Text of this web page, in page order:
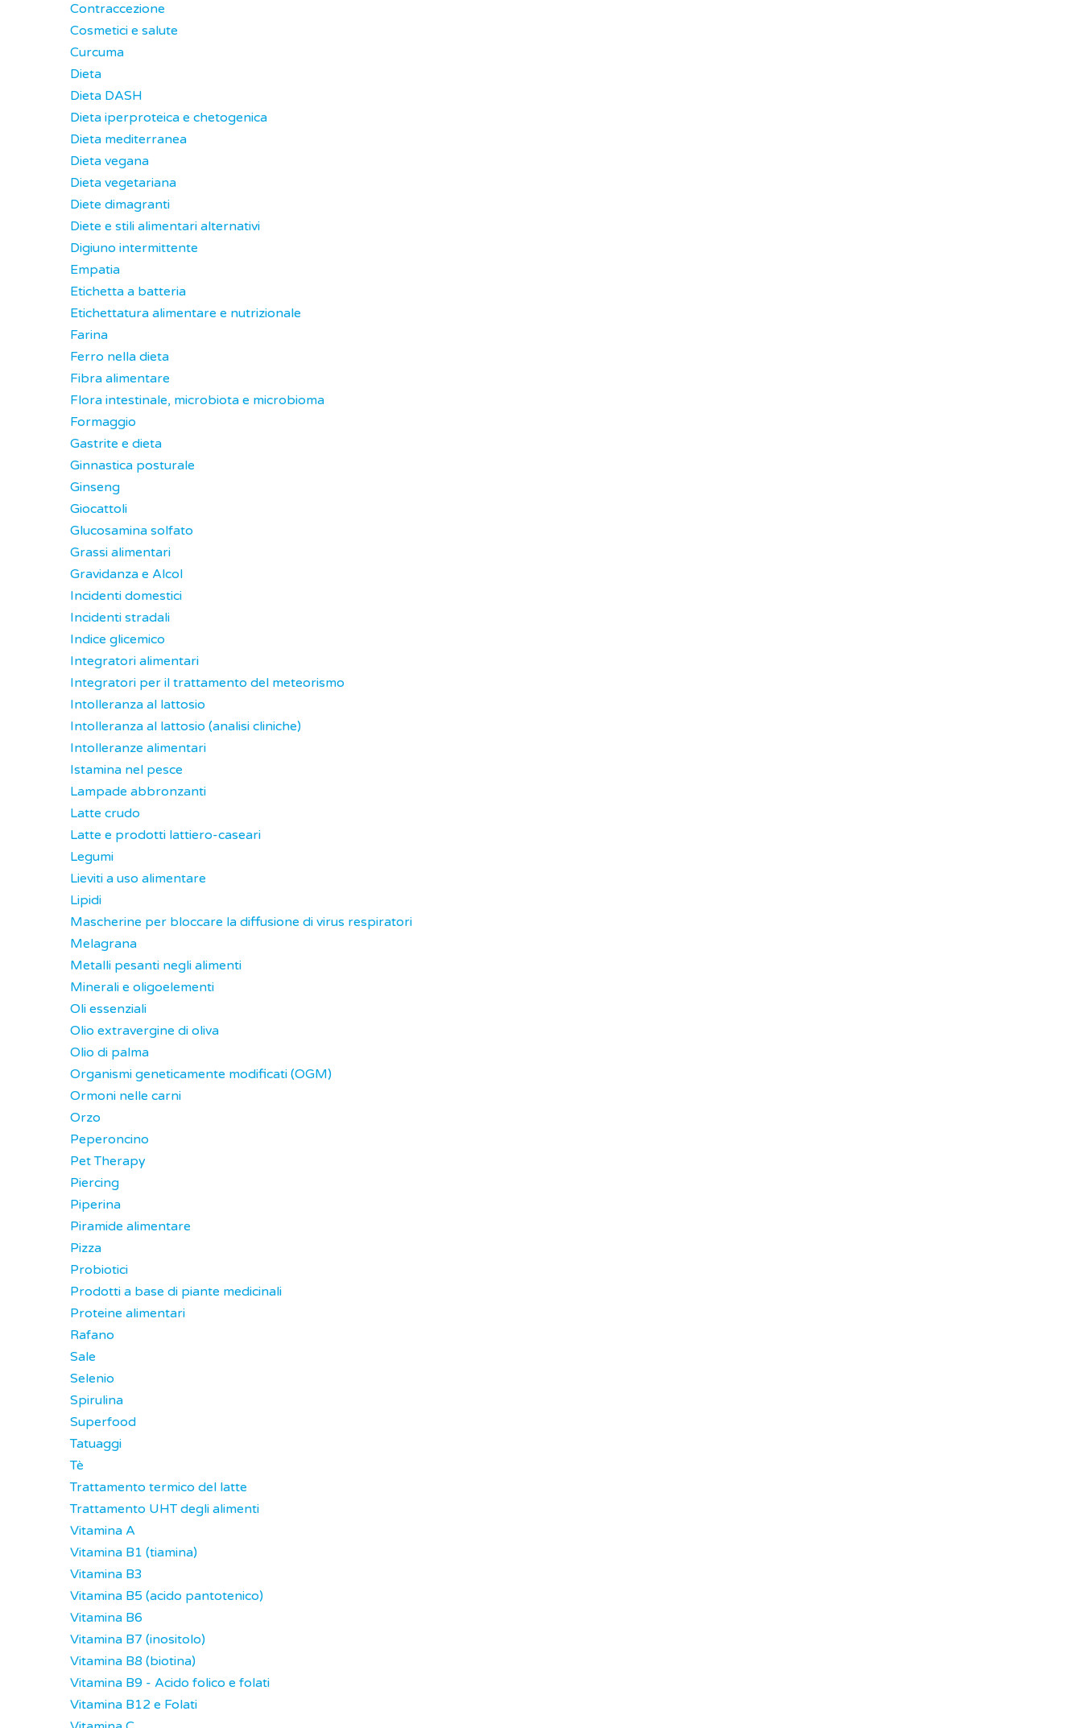
Contraccezione
Cosmetici e salute
Curcuma
Dieta
Dieta DASH
Dieta iperproteica e chetogenica
Dieta mediterranea
Dieta vegana
Dieta vegetariana
Diete dimagranti
Diete e stili alimentari alternativi
Digiuno intermittente
Empatia
Etichetta a batteria
Etichettatura alimentare e nutrizionale
Farina
Ferro nella dieta
Fibra alimentare
Flora intestinale, microbiota e microbioma
Formaggio
Gastrite e dieta
Ginnastica posturale
Ginseng
Giocattoli
Glucosamina solfato
Grassi alimentari
Gravidanza e Alcol
Incidenti domestici
Incidenti stradali
Indice glicemico
Integratori alimentari
Integratori per il trattamento del meteorismo
Intolleranza al lattosio
Intolleranza al lattosio (analisi cliniche)
Intolleranze alimentari
Istamina nel pesce
Lampade abbronzanti
Latte crudo
Latte e prodotti lattiero-caseari
Legumi
Lieviti a uso alimentare
Lipidi
Mascherine per bloccare la diffusione di virus respiratori
Melagrana
Metalli pesanti negli alimenti
Minerali e oligoelementi
Oli essenziali
Olio extravergine di oliva
Olio di palma
Organismi geneticamente modificati (OGM)
Ormoni nelle carni
Orzo
Peperoncino
Pet Therapy
Piercing
Piperina
Piramide alimentare
Pizza
Probiotici
Prodotti a base di piante medicinali
Proteine alimentari
Rafano
Sale
Selenio
Spirulina
Superfood
Tatuaggi
Tè
Trattamento termico del latte
Trattamento UHT degli alimenti
Vitamina A
Vitamina B1 (tiamina)
Vitamina B3
Vitamina B5 (acido pantotenico)
Vitamina B6
Vitamina B7 (inositolo)
Vitamina B8 (biotina)
Vitamina B9 - Acido folico e folati
Vitamina B12 e Folati